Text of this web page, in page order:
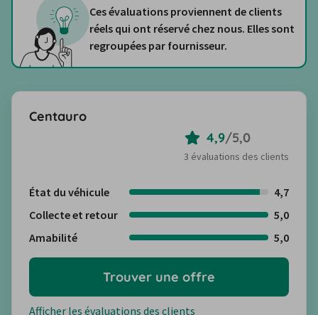
Ces évaluations proviennent de clients
réels qui ont réservé chez nous. Elles sont
regroupées par fournisseur.
Centauro
4,9/5,0
3 évaluations des clients
État du véhicule
4,7
Collecte et retour
5,0
Amabilité
5,0
Afficher les évaluations des clients
Trouver une offre